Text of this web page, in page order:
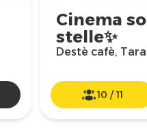
Cinema
stelle✨
Destè cafè,
10 /11